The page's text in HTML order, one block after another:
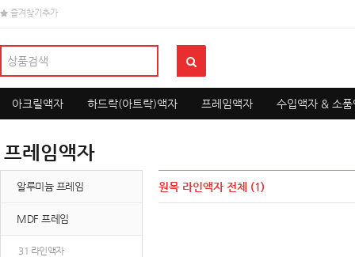
즐겨찾기추가
아크릴액자 하드락(아트락)액자 프레임액자 수입액자 & 소품
프레임액자
알루미늄 프레임
MDF 프레임
31 라인액자
원목 라인액자 전체 (1)